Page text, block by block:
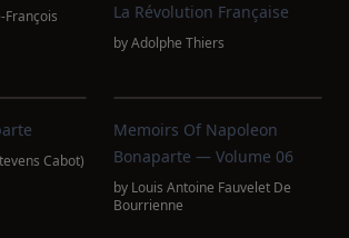
François
La Révolution Française
byAdolphe Thiers
Cabot)
Memoirs Of Napoleon
Bonaparte — Volume 06
by Louis Antoine Fauvelet De
Bourrienne